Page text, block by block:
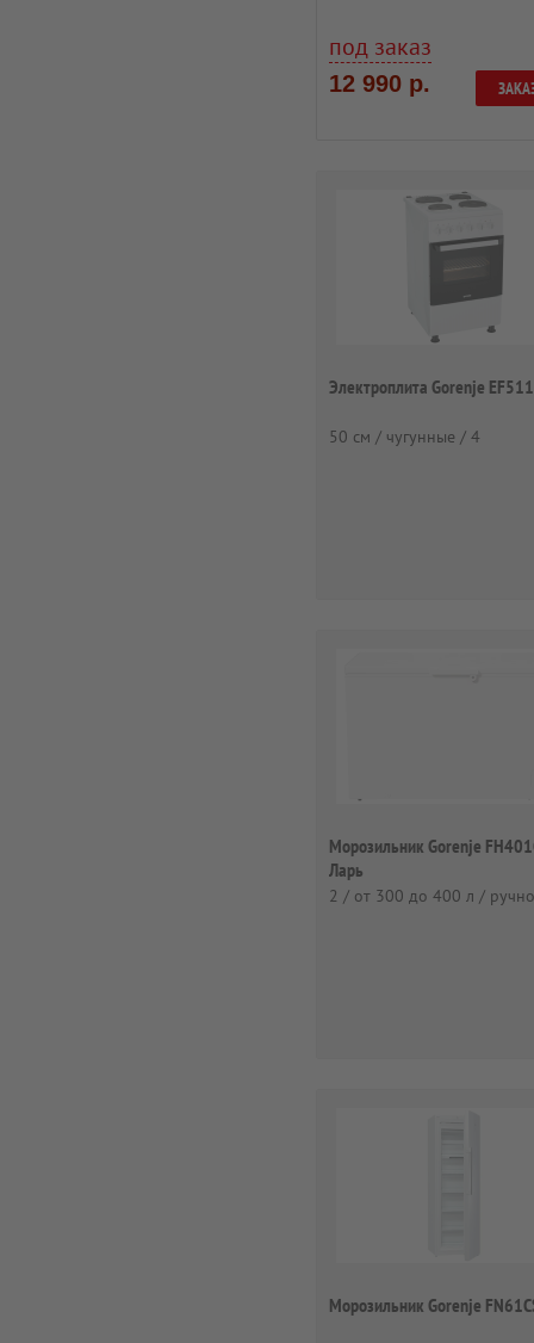
под заказ
12 990 р.
Электроплита Gorenje
50 см / чугунные / 4
Морозильник Gorenje
Ларь
2 / от 300 до 400 л /
Морозильник Gorenje